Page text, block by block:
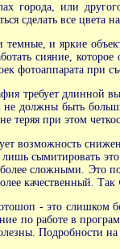
города, или
сделать все
и яркие
сияние, которое
фотоаппарата при
требует длинной
не должны быть
теряя при этом
возможность
сымитировать
сложными. Это
качественный.
- это слишком
по работе в
Подробности